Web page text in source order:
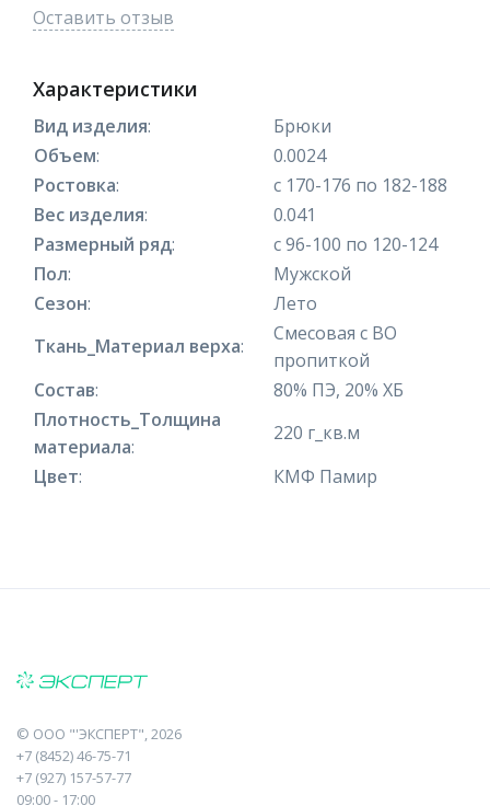
Оставить отзыв
Характеристики
Вид изделия:
Брюки
Объем:
0.0024
Ростовка:
с 170-176 по 182-188
Вес изделия:
0.041
Размерный ряд:
с 96-100 по 120-124
Пол:
Мужской
Сезон:
Лето
Ткань_Материал верха:
Смесовая с ВО
пропиткой
Состав:
80% ПЭ, 20% ХБ
Плотность_Толщина
материала:
220 г_кв.м
Цвет: КМФ Памир
© ООО "'ЭКСПЕРТ", 2026
+7 (8452) 46-75-71
+7 (927) 157-57-77
09:00 - 17:00